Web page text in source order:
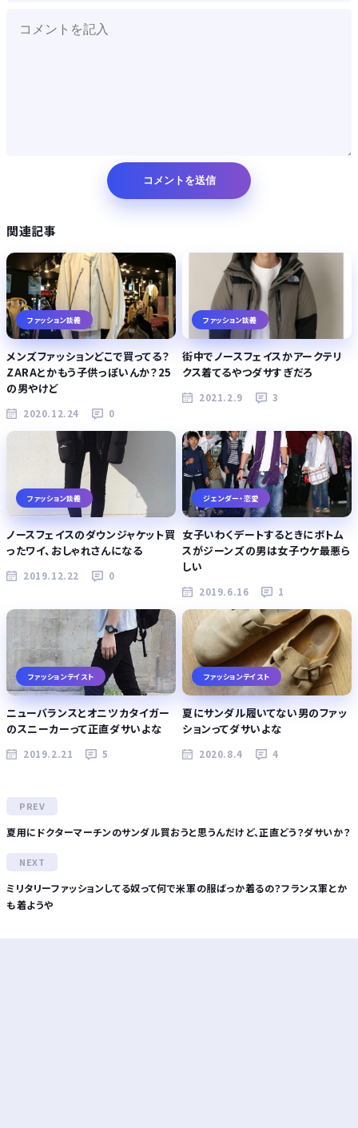
関連記事
ファッション談義
メンズファッションどこで買ってる？
ZARAとかもう子供っぽいんか？25
の男やけど
2020.12.24 0
ファッション談義
街中でノースフェイスかアークテリ
クス着てるやつダサすぎだろ
2021.2.9 3
ファッション談義
ノースフェイスのダウンジャケット買
ったワイ、おしゃれさんになる
2019.12.22 0
ジェンダー・恋愛
女子いわくデートするときにボトム
スがジーンズの男は女子ウケ最悪ら
しい
2019.6.16 1
ファッションテイスト
ニューバランスとオニツカタイガー
のスニーカーって正直ダサいよな
2019.2.21 5
ファッションテイスト
夏にサンダル履いてない男のファッ
ションってダサいよな
2020.8.4 4
夏用にドクターマーチンのサンダル買おうと思うんだけど、正直どう？ダサいか？
ミリタリーファッションしてる奴って何で米軍の服ばっか着るの？フランス軍とか
も着ようや